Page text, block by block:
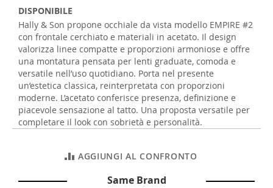
DISPONIBILE
Hally & Son propone occhiale da vista modello EMPIRE #2
con frontale cerchiato e materiali in acetato. Il design
valorizza linee compatte e proporzioni armoniose e offre
una montatura pensata per lenti graduate, comoda e
versatile nell’uso quotidiano. Porta nel presente
un’estetica classica, reinterpretata con proporzioni
moderne. L’acetato conferisce presenza, definizione e
piacevole sensazione al tatto. Una proposta versatile per
completare il look con sobrietà e personalità.
AGGIUNGI AL CONFRONTO
Same Brand